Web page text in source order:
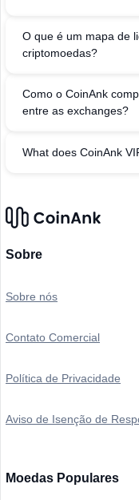
O que é um mapa de
criptomoedas?
Como o CoinAnk
entre as exchanges?
What does CoinAnk
Sobre
Sobre nós
Contato Comercial
Política de Privacidade
Aviso de Isenção de
Moedas Populares